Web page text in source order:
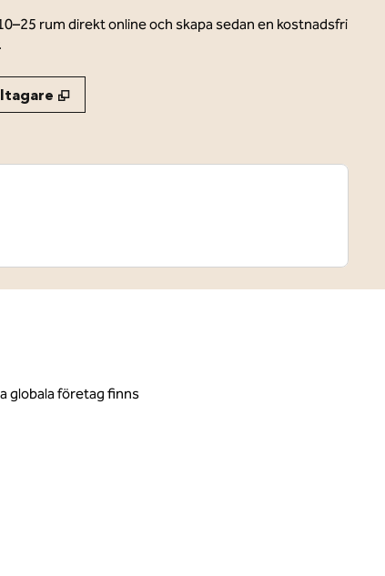
rum direkt online och skapa sedan en kostnadsfri
,
globala företag finns